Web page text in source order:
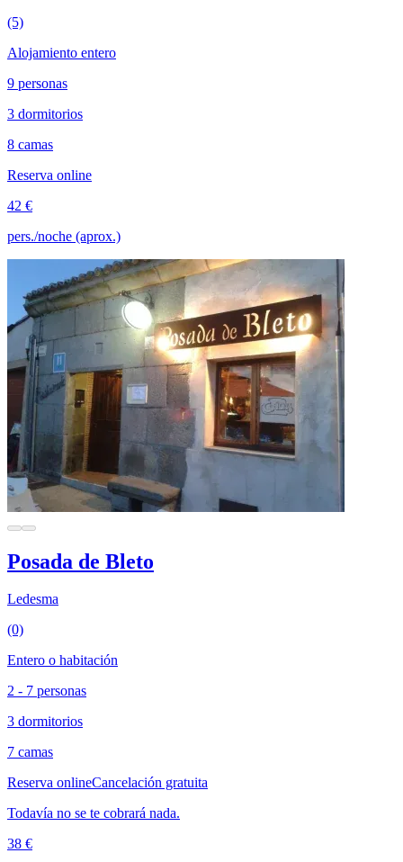
(5)
Alojamiento entero
9 personas
3 dormitorios
8 camas
Reserva online
42 €
pers./noche (aprox.)
Posada de Bleto
Ledesma
(0)
Entero o habitación
2 - 7 personas
3 dormitorios
7 camas
Reserva onlineCancelación gratuita
Todavía no se te cobrará nada.
38 €